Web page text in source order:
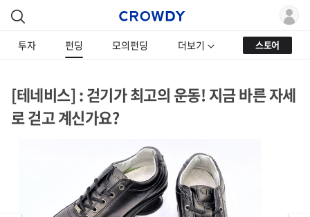
투자 펀딩 모의펀딩 더보기 스토어
[테네비스] : 걷기가 최고의 운동! 지금 바른 자세
로 걷고 계신가요?